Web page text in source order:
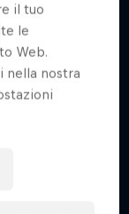
il tuo
le
Web.
nella nostra